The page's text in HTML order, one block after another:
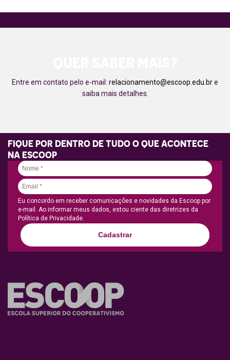
Entre em contato pelo e-mail: relacionamento@escoop.edu.bre
saiba mais detalhes.
FIQUE POR DENTRO DE TUDO O QUE ACONTECE
NA ESCOOP
Eu concordo em receber comunicações e novidades da Escoop por
e-mail. Ao informar meus dados, estou ciente das diretrizes da
Política de Privacidade.
Cadastrar